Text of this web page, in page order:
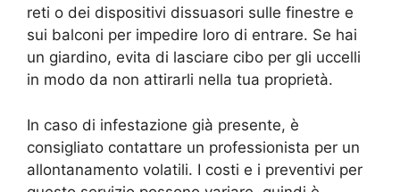
reti o dei dispositivi dissuasori sulle finestre e
sui balconi per impedire loro di entrare. Se hai
un giardino, evita di lasciare cibo per gli uccelli
in modo da non attirarli nella tua proprietà.
In caso di infestazione già presente, è
consigliato contattare un professionista per un
allontanamento volatili. I costi e i preventivi per